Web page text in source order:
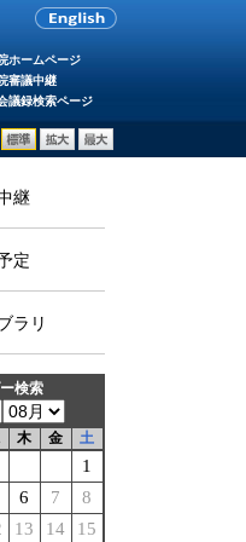
ホームページ
審議中継
議録検索ページ
継
定
ラリ
検索
木 金 土
1
6 7
8
13 14
15